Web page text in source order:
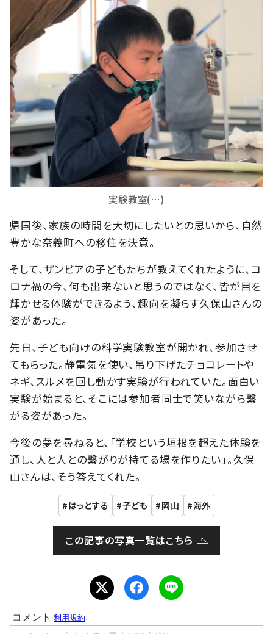
実験教室(…)
帰国後、家族の時間を大切にしたいとの思いから、自然
豊かな奈義町への移住を決意。
そして、ザンビアの子どもたちが教えてくれたように、コ
ロナ禍の今、何も出来ないと思うのではなく、皆が目を
輝かせる体験ができるよう、趣向を凝らす久保山さんの
姿があった。
先日、子ども向けの科学実験教室が開かれ、参加させ
てもらった。静電気を使い、吊り下げたチョコレートや
ネギ、スルメを回し動かす実験が行われていた。面白い
実験が始まると、そこには参加者同士で笑いながら繋
がる姿があった。
今後の夢を尋ねると、「学校という垣根を超えた体験を
通し、人と人との繋がりが持てる場を作りたい」。久保
山さんは、そう答えてくれた。
はっとする 子ども 岡山 海外
この記事の写真一覧はこちら